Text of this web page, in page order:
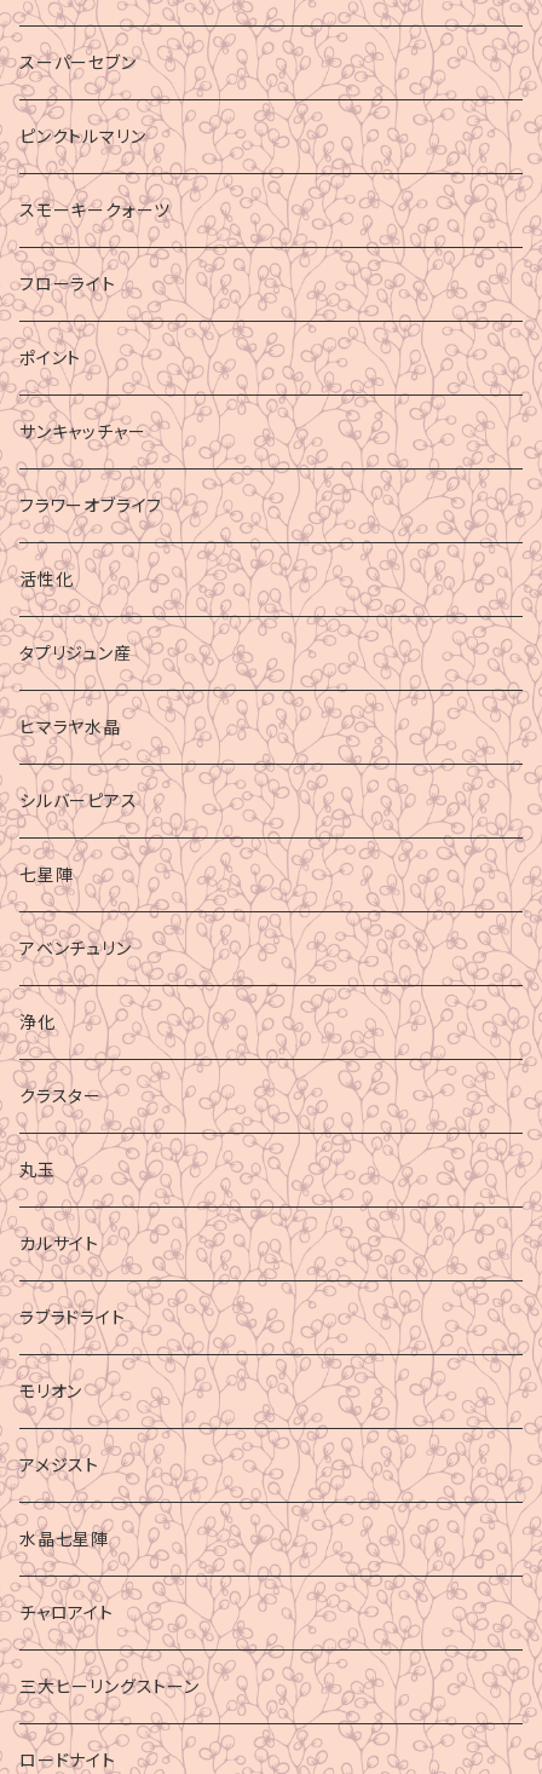
スーパーセブン
ピンクトルマリン
スモーキークォーツ
フローライト
ポイント
サンキャッチャー
フラワーオブライフ
活性化
タプリジュン産
ヒマラヤ水晶
シルバーピアス
七星陣
アベンチュリン
浄化
クラスター
丸玉
カルサイト
ラブラドライト
モリオン
アメジスト
水晶七星陣
チャロアイト
三大ヒーリングストーン
ロードナイト